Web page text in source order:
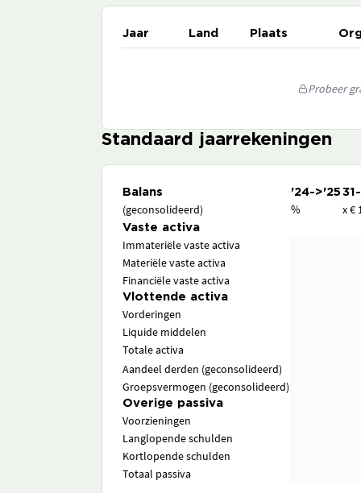
Jaar Land Plaats
Probeer
Standaard jaarrekeningen
Balans '24->'25
(geconsolideerd) % x €
Vaste activa
Immateriële vaste activa
Materiële vaste activa
Financiële vaste activa
Vlottende activa
Vorderingen
Liquide middelen
Totale activa
Aandeel derden (geconsolideerd)
Groepsvermogen (geconsolideerd)
Overige passiva
Voorzieningen
Langlopende schulden
Kortlopende schulden
Totaal passiva